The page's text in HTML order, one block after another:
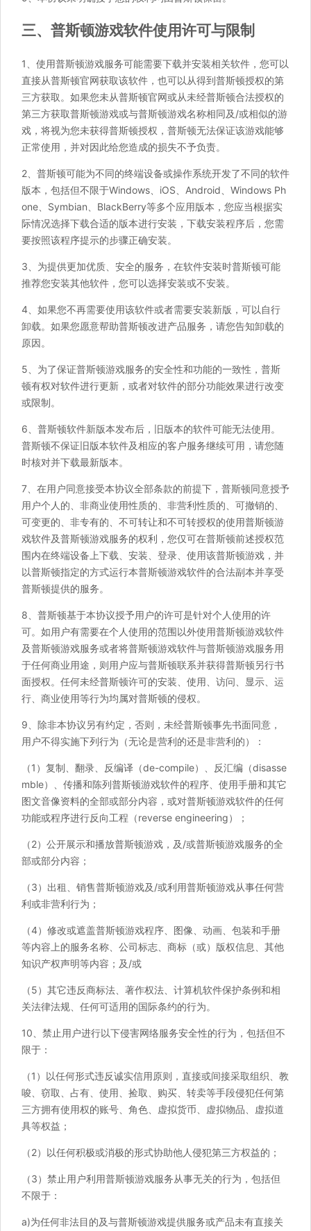
三、普斯顿游戏软件使用许可与限制
1、使用普斯顿游戏服务可能需要下载并安装相关软件，您可以
直接从普斯顿官网获取该软件，也可以从得到普斯顿授权的第
三方获取。如果您未从普斯顿官网或从未经普斯顿合法授权的
第三方获取普斯顿游戏或与普斯顿游戏名称相同及/或相似的游
戏，将视为您未获得普斯顿授权，普斯顿无法保证该游戏能够
正常使用，并对因此给您造成的损失不予负责。
2、普斯顿可能为不同的终端设备或操作系统开发了不同的软件
版本，包括但不限于Windows、iOS、Android、Windows Ph
one、Symbian、BlackBerry等多个应用版本，您应当根据实
际情况选择下载合适的版本进行安装，下载安装程序后，您需
要按照该程序提示的步骤正确安装。
3、为提供更加优质、安全的服务，在软件安装时普斯顿可能
推荐您安装其他软件，您可以选择安装或不安装。
4、如果您不再需要使用该软件或者需要安装新版，可以自行
卸载。如果您愿意帮助普斯顿改进产品服务，请您告知卸载的
原因。
5、为了保证普斯顿游戏服务的安全性和功能的一致性，普斯
顿有权对软件进行更新，或者对软件的部分功能效果进行改变
或限制。
6、普斯顿软件新版本发布后，旧版本的软件可能无法使用。
普斯顿不保证旧版本软件及相应的客户服务继续可用，请您随
时核对并下载最新版本。
7、在用户同意接受本协议全部条款的前提下，普斯顿同意授予
用户个人的、非商业使用性质的、非营利性质的、可撤销的、
可变更的、非专有的、不可转让和不可转授权的使用普斯顿游
戏软件及普斯顿游戏服务的权利，您仅可在普斯顿前述授权范
围内在终端设备上下载、安装、登录、使用该普斯顿游戏，并
以普斯顿指定的方式运行本普斯顿游戏软件的合法副本并享受
普斯顿提供的服务。
8、普斯顿基于本协议授予用户的许可是针对个人使用的许
可。如用户有需要在个人使用的范围以外使用普斯顿游戏软件
及普斯顿游戏服务或者将普斯顿游戏软件与普斯顿游戏服务用
于任何商业用途，则用户应与普斯顿联系并获得普斯顿另行书
面授权。任何未经普斯顿许可的安装、使用、访问、显示、运
行、商业使用等行为均属对普斯顿的侵权。
9、除非本协议另有约定，否则，未经普斯顿事先书面同意，
用户不得实施下列行为（无论是营利的还是非营利的）：
（1）复制、翻录、反编译（de-compile）、反汇编（disasse
mble）、传播和陈列普斯顿游戏软件的程序、使用手册和其它
图文音像资料的全部或部分内容，或对普斯顿游戏软件的任何
功能或程序进行反向工程（reverse engineering）；
（2）公开展示和播放普斯顿游戏，及/或普斯顿游戏服务的全
部或部分内容；
（3）出租、销售普斯顿游戏及/或利用普斯顿游戏从事任何营
利或非营利行为；
（4）修改或遮盖普斯顿游戏程序、图像、动画、包装和手册
等内容上的服务名称、公司标志、商标（或）版权信息、其他
知识产权声明等内容；及/或
（5）其它违反商标法、著作权法、计算机软件保护条例和相
关法律法规、任何可适用的国际条约的行为。
10、禁止用户进行以下侵害网络服务安全性的行为，包括但不
限于：
（1）以任何形式违反诚实信用原则，直接或间接采取组织、教
唆、窃取、占有、使用、捡取、购买、转卖等手段侵犯任何第
三方拥有使用权的账号、角色、虚拟货币、虚拟物品、虚拟道
具等权益；
（2）以任何积极或消极的形式协助他人侵犯第三方权益的；
（3）禁止用户利用普斯顿游戏服务从事无关的行为，包括但
不限于：
a)为任何非法目的及与普斯顿游戏提供服务或产品未有直接关